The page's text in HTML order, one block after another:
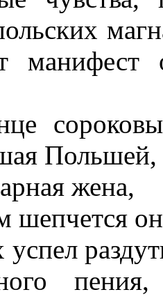
манифест
сороковых
Польшей,
жена,
шепчется